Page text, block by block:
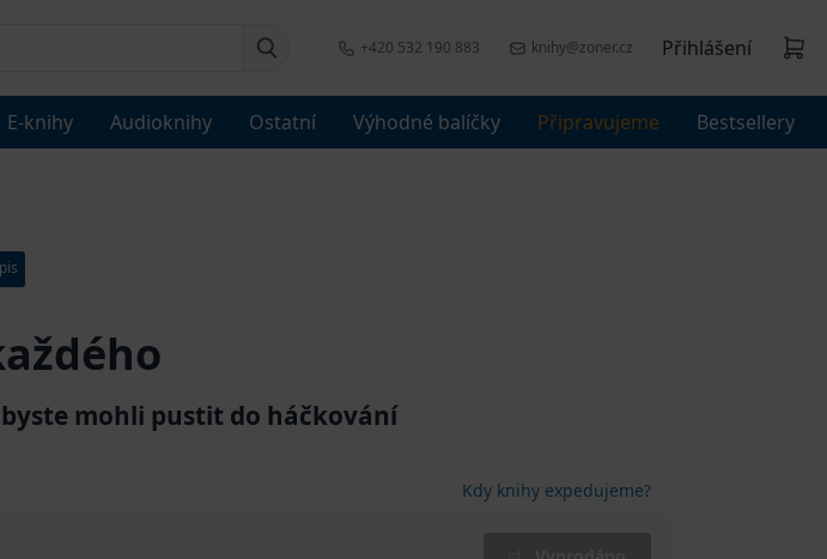
+420 532 190 883 knihy@zoner.cz Přihlášení
E-knihy Audioknihy Ostatní Výhodné balíčky Připravujeme Bestsellery
mohli pustit do háčkování
Kdy knihy expedujeme?